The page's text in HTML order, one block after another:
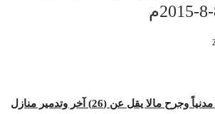
26) آخر وتدمير منازل